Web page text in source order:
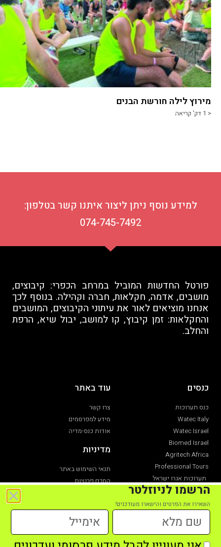
מירוץ לילה חורשת הבנים
< 1 דק' קריאה
למידע נוסף ניתן ליצור איתנו קשר בטלפון:
074-745-7492
פורטל החדשות המוביל במרחב הכפרי: קיבוצים,
מושבים, אדמה, חקלאות, חברה וקהילה. בנוסף לכך
אנחנו מוציאים לאור את עיתוני הקיבוצים, המושבים
והחקלאות: זמן קיבוץ, קו למושב, יבול שיא, הרפת
והחלב.
כנסים
כנס תערוכות
Watec Italy
Watec Israel
Biomed Israel
Agritech Africa
Professional Tours
תערוכות אגרו ישראל
תערוכת חקלאות
עוד באתר
צרו קשר
מידע למפרסמים
אודות כנס-מדיה
מדיניות
תנאי השימוש באתר
הסכם פרטיות
כל הזכויות שמורות לכנס מדיה מקבוצת כנס תערוכות -2021
הרשמו לניוזלטר
השאירו את הפרטים והישארו מעודכנים!